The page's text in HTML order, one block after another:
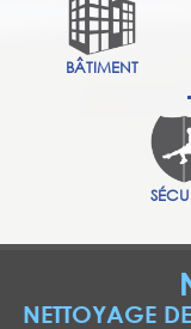
BÂTIMENT
NETTOYAGE